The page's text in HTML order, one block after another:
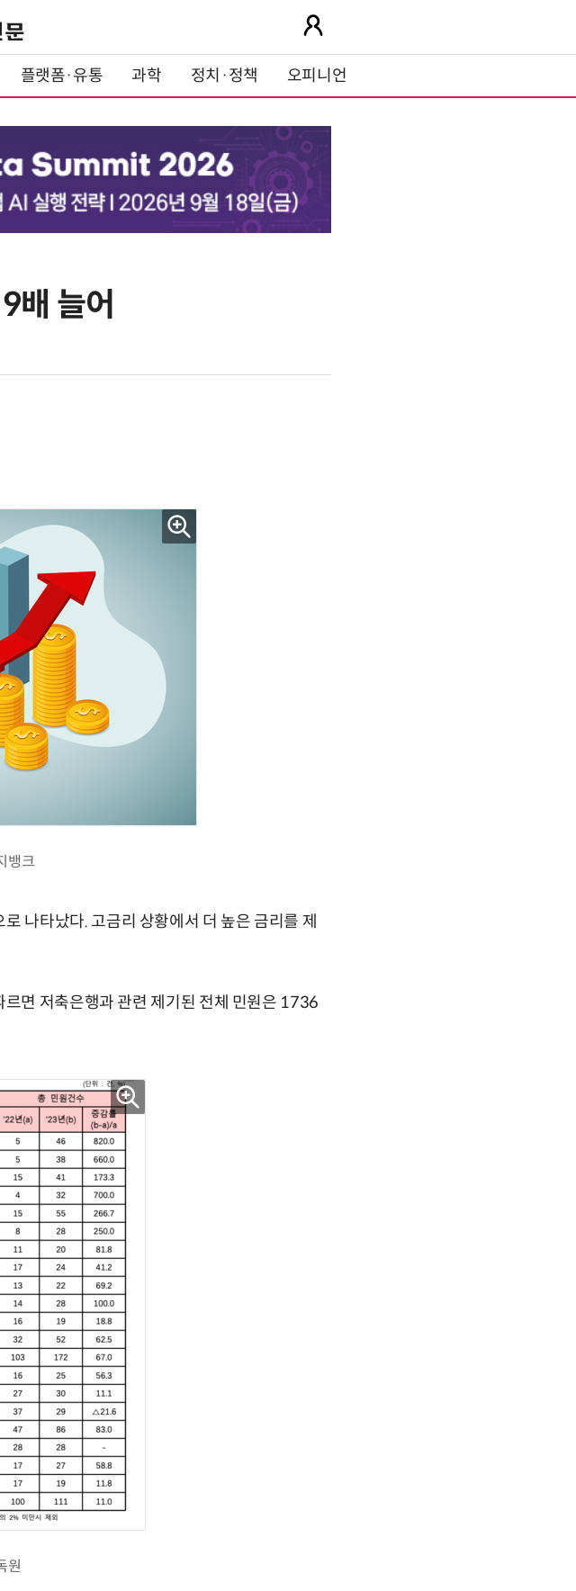
플랫폼·유통 과학 정치·정책 오피니언
배 늘어
뱅크
나타났다. 고금리 상황에서 더 높은 금리를 제
면 저축은행과 관련 제기된 전체 민원은 1736
원